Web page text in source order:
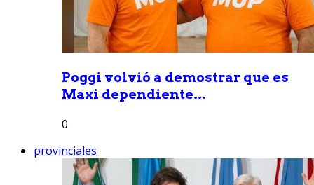
Poggi volvió a demostrar que es
Maxi dependiente...
0
provinciales